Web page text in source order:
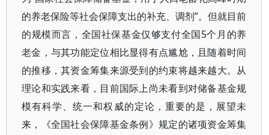
的养老保险等社会保障支出的补充、调剂”。但就目前
的规模而言，全国社保基金仅够支付全国5个月的养
老金，与其功能定位相比显得有点尴尬，且随着时间
的推移，其资金筹集来源受到的约束将越来越大。从
理论和实践来看，目前国际上尚未看到对储备基金规
模有科学、统一和权威的定论，重要的是，展望未
来，《全国社会保障基金条例》规定的诸项资金筹集